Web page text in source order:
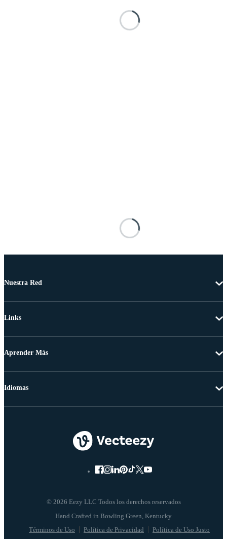
Nuestra Red
Links
Aprender Más
© 2026 Eezy LLC Todos los derechos reservados
Términos de Uso Política de Privacidad Política de Uso Justo
Idiomas